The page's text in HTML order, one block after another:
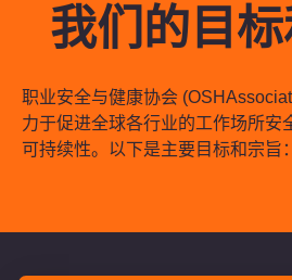
我们的目标
职业安全与健康协会
力于促进全球各行业的工作场所安
可持续性。以下是主要目标和宗旨：